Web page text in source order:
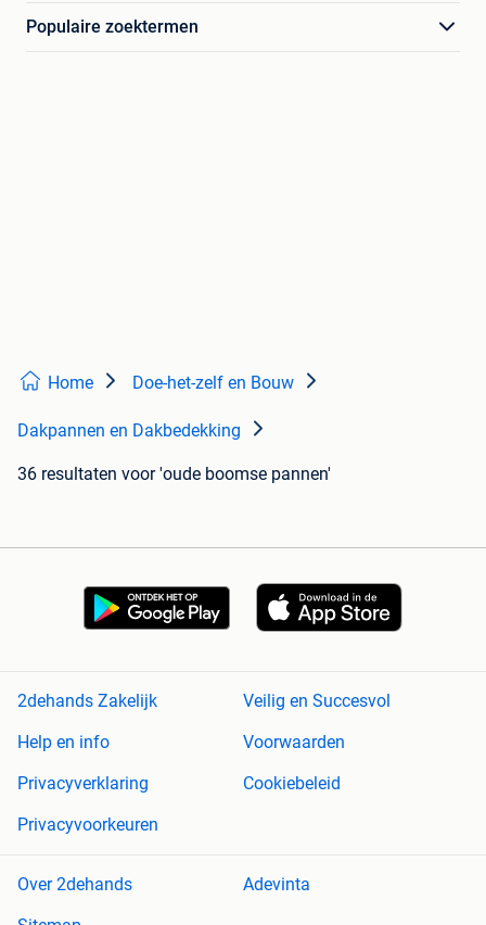
Populaire zoektermen
Home Doe-het-zelf en Bouw
Dakpannen en Dakbedekking
36 resultaten voor 'oude boomse pannen'
2dehands Zakelijk
Veilig en Succesvol
Help en info
Voorwaarden
Privacyverklaring
Cookiebeleid
Privacyvoorkeuren
Over 2dehands
Adevinta